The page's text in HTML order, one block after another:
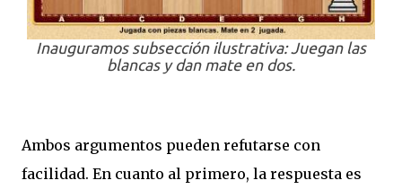
Inauguramos subsección ilustrativa: Juegan las
blancas y dan mate en dos.
Ambos argumentos pueden refutarse con
facilidad. En cuanto al primero, la respuesta es